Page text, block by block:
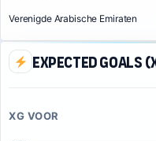
Verenigde Arabische Emiraten
Expected Goals
XG VOOR